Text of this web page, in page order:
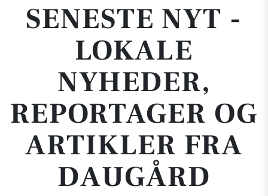
SENESTE NYT -
LOKALE
NYHEDER,
REPORTAGER OG
ARTIKLER FRA
DAUGÅRD